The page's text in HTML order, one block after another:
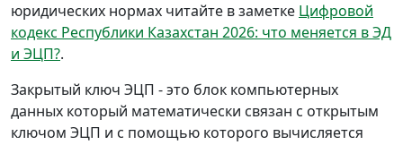
юридических нормах читайте в заметке Цифровой
кодекс Республики Казахстан 2026: что меняется в ЭД
и ЭЦП?.
Закрытый ключ ЭЦП - это блок компьютерных
данных который математически связан с открытым
ключом ЭЦП и с помощью которого вычисляется